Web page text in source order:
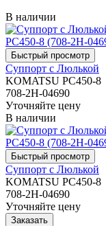
В наличии
Суппорт с Люлькой
KOMATSU PC450-8
708-2H-04690
Уточняйте цену
В наличии
Суппорт с Люлькой
KOMATSU PC450-8
708-2H-04690
Уточняйте цену